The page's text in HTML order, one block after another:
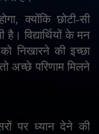
, क्योंकि छोटी-सी
विद्यार्थियों के मन
निखारने की इच्छा
अच्छे परिणाम मिलने
पर ध्यान देने की